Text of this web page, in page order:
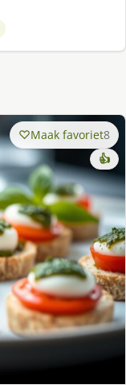
Maak favoriet8
👍